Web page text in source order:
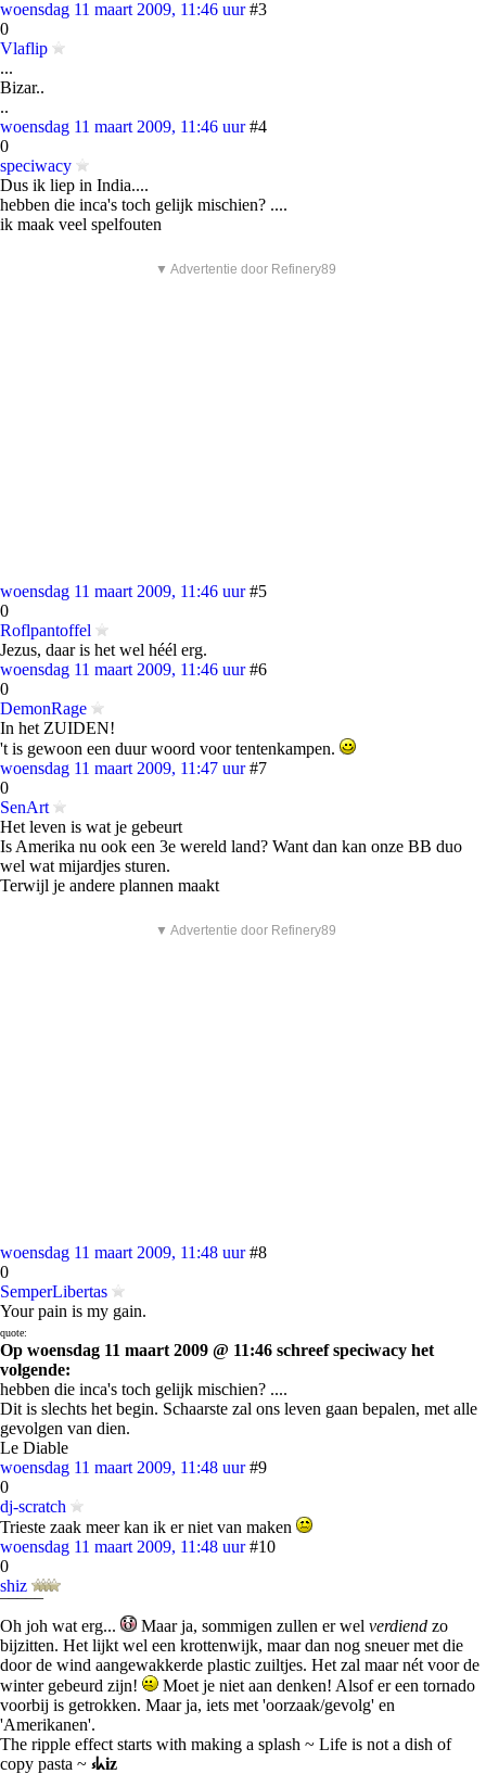
woensdag 11 maart 2009, 11:46 uur #3
0
Vlaflip
...
Bizar..
..
woensdag 11 maart 2009, 11:46 uur #4
0
speciwacy
Dus ik liep in India....
hebben die inca's toch gelijk mischien? ....
ik maak veel spelfouten
▼ Advertentie door Refinery89
woensdag 11 maart 2009, 11:46 uur #5
0
Roflpantoffel
Jezus, daar is het wel héél erg.
woensdag 11 maart 2009, 11:46 uur #6
0
DemonRage
In het ZUIDEN!
't is gewoon een duur woord voor tentenkampen.
woensdag 11 maart 2009, 11:47 uur #7
0
SenArt
Het leven is wat je gebeurt
Is Amerika nu ook een 3e wereld land? Want dan kan onze BB duo
wel wat mijardjes sturen.
Terwijl je andere plannen maakt
▼ Advertentie door Refinery89
woensdag 11 maart 2009, 11:48 uur #8
0
SemperLibertas
Your pain is my gain.
quote:
Op woensdag 11 maart 2009 @ 11:46 schreef speciwacy het
volgende:
hebben die inca's toch gelijk mischien? ....
Dit is slechts het begin. Schaarste zal ons leven gaan bepalen, met alle
gevolgen van dien.
Le Diable
woensdag 11 maart 2009, 11:48 uur #9
0
dj-scratch
Trieste zaak meer kan ik er niet van maken
woensdag 11 maart 2009, 11:48 uur #10
0
shiz
¯¯¯¯¯
Oh joh wat erg...
Maar ja, sommigen zullen er wel verdiend zo
bijzitten. Het lijkt wel een krottenwijk, maar dan nog sneuer met die
door de wind aangewakkerde plastic zuiltjes. Het zal maar nét voor de
winter gebeurd zijn!
Moet je niet aan denken! Alsof er een tornado
voorbij is getrokken. Maar ja, iets met 'oorzaak/gevolg' en
'Amerikanen'.
The ripple effect starts with making a splash ~ Life is not a dish of
copy pasta ~ ⳽ᖾiz